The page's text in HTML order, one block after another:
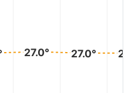
27.0° 27.0°